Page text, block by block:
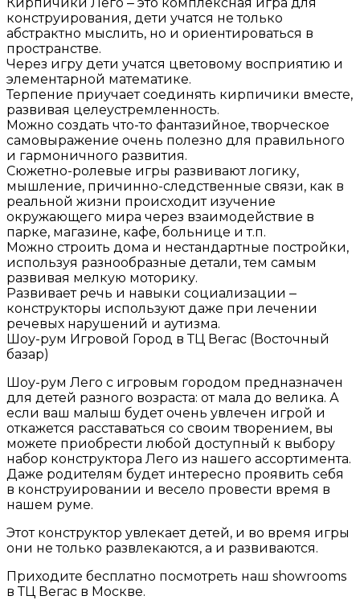
конструирования, дети учатся не только
абстрактно мыслить, но и ориентироваться в
пространстве.
Через игру дети учатся цветовому восприятию и
элементарной математике.
Терпение приучает соединять кирпичики вместе,
развивая целеустремленность.
Можно создать что-то фантазийное, творческое
самовыражение очень полезно для правильного
и гармоничного развития.
Сюжетно-ролевые игры развивают логику,
мышление, причинно-следственные связи, как в
реальной жизни происходит изучение
окружающего мира через взаимодействие в
парке, магазине, кафе, больнице и т.п.
Можно строить дома и нестандартные постройки,
используя разнообразные детали, тем самым
развивая мелкую моторику.
Развивает речь и навыки социализации ‒
конструкторы используют даже при лечении
речевых нарушений и аутизма.
Шоу-рум Игровой Город в ТЦ Вегас (Восточный
базар)
Шоу-рум Лего с игровым городом предназначен
для детей разного возраста: от мала до велика. А
если ваш малыш будет очень увлечен игрой и
откажется расставаться со своим творением, вы
можете приобрести любой доступный к выбору
набор конструктора Лего из нашего ассортимента.
Даже родителям будет интересно проявить себя
в конструировании и весело провести время в
нашем руме.
Этот конструктор увлекает детей, и во время игры
они не только развлекаются, а и развиваются.
Приходите бесплатно посмотреть наш showrooms
в ТЦ Вегас в Москве.